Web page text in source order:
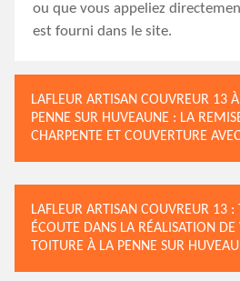
ou que vous appeliez
est fourni dans le site.
LAFLEUR ARTISAN COUVREUR 13
PENNE SUR HUVEAUNE : LA
CHARPENTE ET COUVERTURE
LAFLEUR ARTISAN COUVREUR 13
ÉCOUTE DANS LA RÉALISATION DE
TOITURE À LA PENNE SUR